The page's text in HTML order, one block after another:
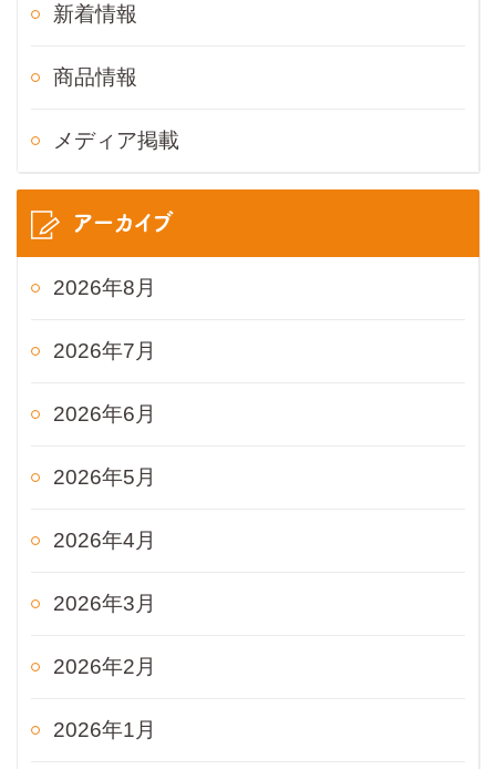
新着情報
商品情報
メディア掲載
アーカイブ
2026年8月
2026年7月
2026年6月
2026年5月
2026年4月
2026年3月
2026年2月
2026年1月